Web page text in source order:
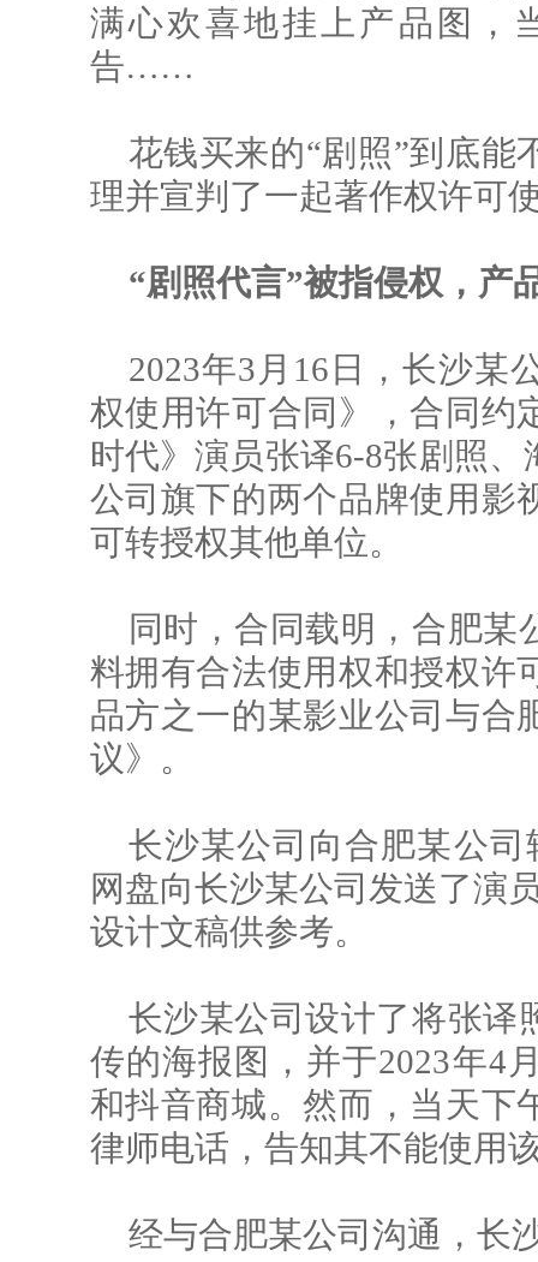
满心欢喜地挂上产品图，
告……
花钱买来的“剧照”到底能
理并宣判了一起著作权许可
“剧照代言”被指侵权，产
2023年3月16日，长沙某
权使用许可合同》，合同约
时代》演员张译6-8张剧照
公司旗下的两个品牌使用影
可转授权其他单位。
同时，合同载明，合肥某
料拥有合法使用权和授权许
品方之一的某影业公司与合
议》。
长沙某公司向合肥某公
网盘向长沙某公司发送了演
设计文稿供参考。
长沙某公司设计了将张译
传的海报图，并于2023年4
和抖音商城。然而，当天下
律师电话，告知其不能使用
经与合肥某公司沟通，长